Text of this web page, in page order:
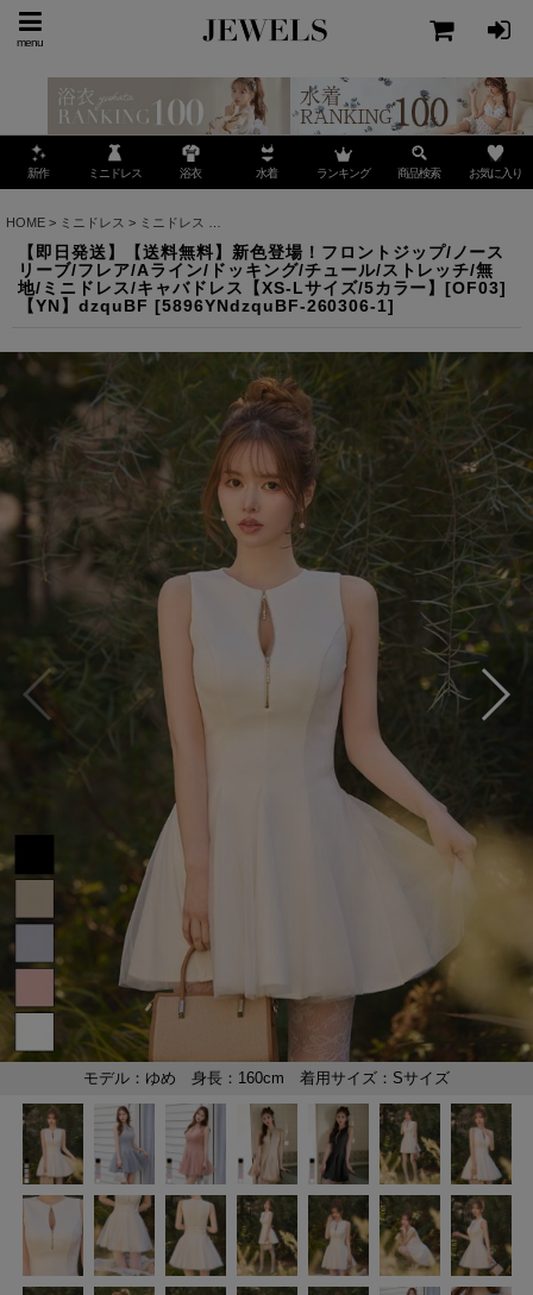
menu
新作 ミニドレス 浴衣 水着 ランキング 商品検索 お気に入り
HOME > ミニドレス > ミニドレス
【即日発送】【送料無料】新色登場！フロントジップ/ノース
リーブ/フレア/Aライン/ドッキング/チュール/ストレッチ/無
地/ミニドレス/キャバドレス【XS-Lサイズ/5カラー】[OF03]
【YN】dzquBF [5896YNdzquBF-260306-1]